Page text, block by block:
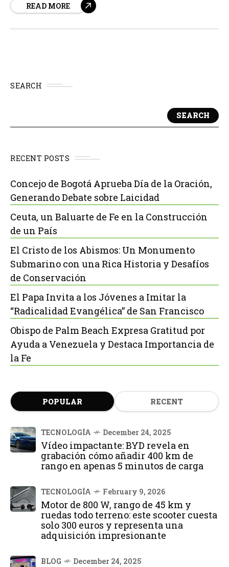
pueden tener consecuencias devastadoras para la
READ MORE
SEARCH
SEARCH
RECENT POSTS
Concejo de Bogotá Aprueba Día de la Oración,
Generando Debate sobre Laicidad
Ceuta, un Baluarte de Fe en la Construcción
de un País
El Cristo de los Abismos: Un Monumento
Submarino con una Rica Historia y Desafíos
de Conservación
El Papa Invita a los Jóvenes a Imitar la
“Radicalidad Evangélica” de San Francisco
Obispo de Palm Beach Expresa Gratitud por
Ayuda a Venezuela y Destaca Importancia de
la Fe
POPULAR RECENT
TECNOLOGÍA December 24, 2025
Vídeo impactante: BYD revela en
grabación cómo añadir 400 km de
rango en apenas 5 minutos de carga
TECNOLOGÍA February 9, 2026
Motor de 800 W, rango de 45 km y
ruedas todo terreno: este scooter cuesta
solo 300 euros y representa una
adquisición impresionante
BLOG December 24, 2025